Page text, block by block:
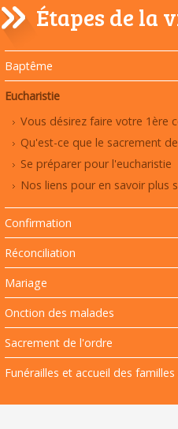
Navigation
Étapes de la
Baptême
Eucharistie
Vous désirez faire votre 1ère
Qu'est-ce que le sacrement
Se préparer pour l'eucharistie
Nos liens pour en savoir plus
Confirmation
Réconciliation
Mariage
Onction des malades
Sacrement de l'ordre
Funérailles et accueil des familles